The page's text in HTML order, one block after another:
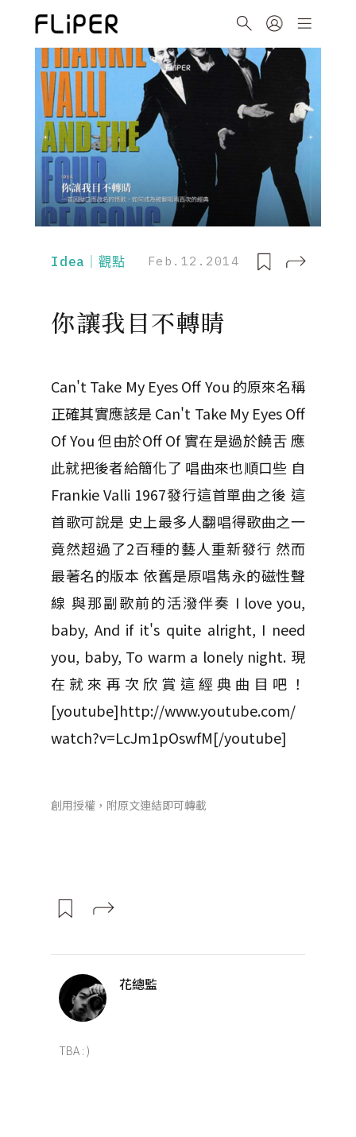
Idea｜觀點 Feb.12.2014
你讓我目不轉睛
Can't Take My Eyes Off You 的原來名稱
正確其實應該是 Can't Take My Eyes Off
Of You 但由於Off Of 實在是過於饒舌 應
此就把後者給簡化了 唱曲來也順口些 自
Frankie Valli 1967發行這首單曲之後 這
首歌可說是 史上最多人翻唱得歌曲之一
竟然超過了2百種的藝人重新發行 然而
最著名的版本 依舊是原唱雋永的磁性聲
線 與那副歌前的活潑伴奏 I love you,
baby, And if it's quite alright, I need
you, baby, To warm a lonely night. 現
在就來再次欣賞這經典曲目吧！
[youtube]http://www.youtube.com/
watch?v=LcJm1pOswfM[/youtube]
創用授權，附原文連結即可轉載
花總監
TBA : )